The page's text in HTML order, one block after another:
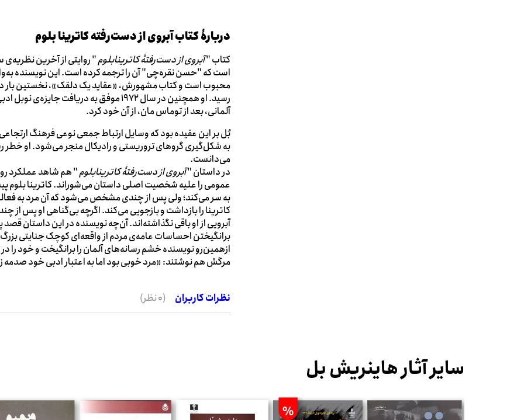
دربارۀ کتاب آبروی از دست‌رفته کاترینا بلوم
کتاب "آبروی از دست‌رفتۀ کاترینابلوم" روایتی از آخرین
است که "حسن نقره‌چی" آن را ترجمه کرده است. این نویسنده
رسید. او همچنین در سال 1972 موفق به
آلمانی، بعد از توماس مان، از آن خود کرد.
بُل بر این عقیده بود که وسایل ارتباط جمعی نوعی فرهنگ
به شکل‌گیری گروهای تروریستی و رادیکال منجر می‌شود. او خطر
می‌دانست.
در داستان "آبروی از دست‌رفتۀ کاترینابلوم" هم شاهد عملکرد
عمومی را علیه شخصیت اصلی داستان می‌شوراند. کاترینا بلوم
به سر می‌کند؛ ولی پس از چندی مشخص می‌شود که آن مرد به
کاترینا را بازداشت و بازجویی می‌کند. اگرچه بی‌گناهی او پس از
آبرویی از او باقی نگذاشته‌اند. آن‌چه نویسنده در این داستان
برانگیختن احساسات عامه‌ی مردم از واقعه‌ای کوچک جنایتی
ازهمین‌رو نویسنده خشم رسانه‌های آلمان را برانگیخت و خود را
مرگش هم نوشتند: «مرد خوبی بود اما به اعتبار ادبی خود صدمه
نظرات کاربران (0 نظر)
سایر آثار هاینریش بل
%